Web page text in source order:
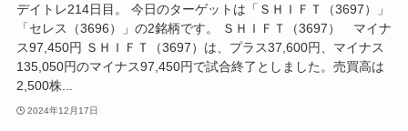
デイトレ214日目。 今日のターゲットは「ＳＨＩＦＴ（3697）」
「セレス（3696）」の2銘柄です。 ＳＨＩＦＴ（3697） マイナ
ス97,450円 ＳＨＩＦＴ（3697）は、プラス37,600円、マイナス
135,050円のマイナス97,450円で試合終了としました。売買高は
2,500株...
2024年12月17日